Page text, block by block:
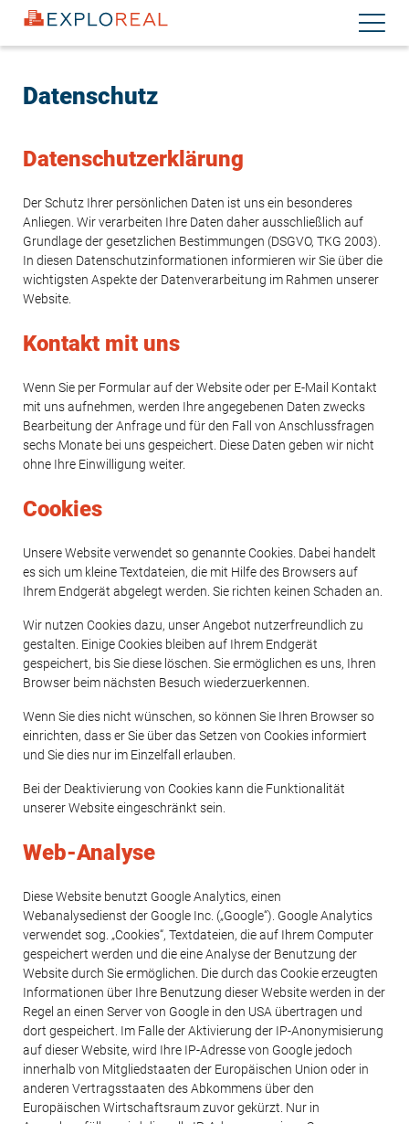
Direkt
zum
Inhalt
Datenschutz
Datenschutzerklärung
Der Schutz Ihrer persönlichen Daten ist uns ein besonderes
Anliegen. Wir verarbeiten Ihre Daten daher ausschließlich auf
Grundlage der gesetzlichen Bestimmungen (DSGVO, TKG 2003).
In diesen Datenschutzinformationen informieren wir Sie über die
wichtigsten Aspekte der Datenverarbeitung im Rahmen unserer
Website.
Kontakt mit uns
Wenn Sie per Formular auf der Website oder per E-Mail Kontakt
mit uns aufnehmen, werden Ihre angegebenen Daten zwecks
Bearbeitung der Anfrage und für den Fall von Anschlussfragen
sechs Monate bei uns gespeichert. Diese Daten geben wir nicht
ohne Ihre Einwilligung weiter.
Cookies
Unsere Website verwendet so genannte Cookies. Dabei handelt
es sich um kleine Textdateien, die mit Hilfe des Browsers auf
Ihrem Endgerät abgelegt werden. Sie richten keinen Schaden an.
Wir nutzen Cookies dazu, unser Angebot nutzerfreundlich zu
gestalten. Einige Cookies bleiben auf Ihrem Endgerät
gespeichert, bis Sie diese löschen. Sie ermöglichen es uns, Ihren
Browser beim nächsten Besuch wiederzuerkennen.
Wenn Sie dies nicht wünschen, so können Sie Ihren Browser so
einrichten, dass er Sie über das Setzen von Cookies informiert
und Sie dies nur im Einzelfall erlauben.
Bei der Deaktivierung von Cookies kann die Funktionalität
unserer Website eingeschränkt sein.
Web-Analyse
Diese Website benutzt Google Analytics, einen
Webanalysedienst der Google Inc. („Google“). Google Analytics
verwendet sog. „Cookies“, Textdateien, die auf Ihrem Computer
gespeichert werden und die eine Analyse der Benutzung der
Website durch Sie ermöglichen. Die durch das Cookie erzeugten
Informationen über Ihre Benutzung dieser Website werden in der
Regel an einen Server von Google in den USA übertragen und
dort gespeichert. Im Falle der Aktivierung der IP-Anonymisierung
auf dieser Website, wird Ihre IP-Adresse von Google jedoch
innerhalb von Mitgliedstaaten der Europäischen Union oder in
anderen Vertragsstaaten des Abkommens über den
Europäischen Wirtschaftsraum zuvor gekürzt. Nur in